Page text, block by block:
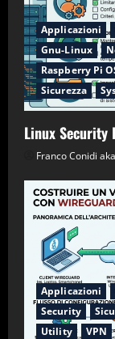
Applicazioni
Gnu-Linux
Raspberry Pi
Sicurezza
Linux Security
Franco Conidi
Applicazioni
Security
Utility
VPN